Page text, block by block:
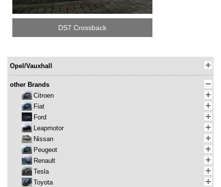
DS7 Crossback
Opel/Vauxhall
other Brands
Citroen
Fiat
Ford
Leapmotor
Nissan
Peugeot
Renault
Tesla
Toyota